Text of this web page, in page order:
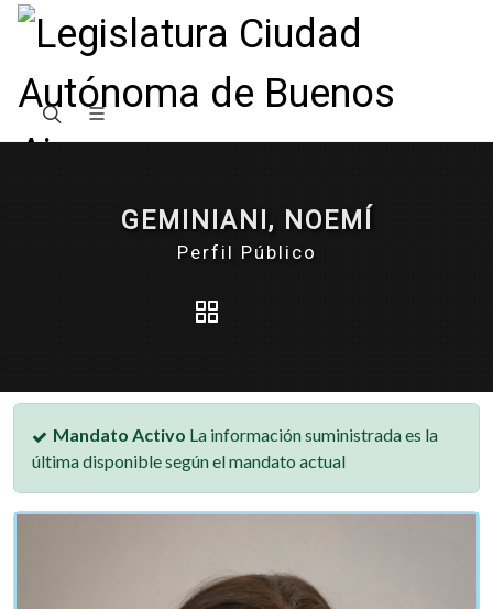
GEMINIANI, NOEMÍ
Perfil Público
Mandato Activo La información suministrada es la
última disponible según el mandato actual